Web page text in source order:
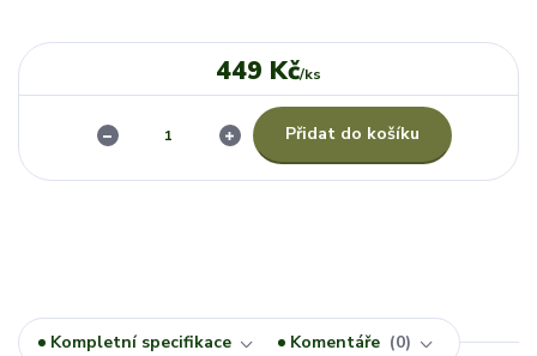
449 Kč/ks
Přidat do košíku
Kompletní specifikace Komentáře 0